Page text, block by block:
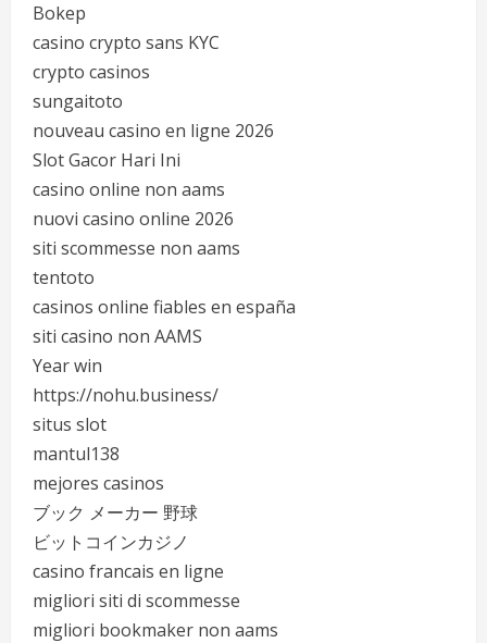
Bokep
casino crypto sans KYC
crypto casinos
sungaitoto
nouveau casino en ligne 2026
Slot Gacor Hari Ini
casino online non aams
nuovi casino online 2026
siti scommesse non aams
tentoto
casinos online fiables en españa
siti casino non AAMS
Year win
https://nohu.business/
situs slot
mantul138
mejores casinos
ブック メーカー 野球
ビットコインカジノ
casino francais en ligne
migliori siti di scommesse
migliori bookmaker non aams